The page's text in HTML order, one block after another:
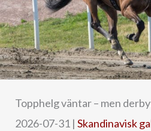
Topphelg väntar – men
2026-07-31 | Skandinavisk